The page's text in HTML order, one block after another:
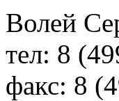
Волей
тел: 8
факс: 8